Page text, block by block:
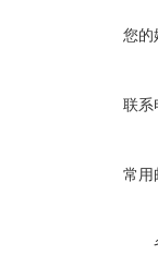
您的
联系
常用